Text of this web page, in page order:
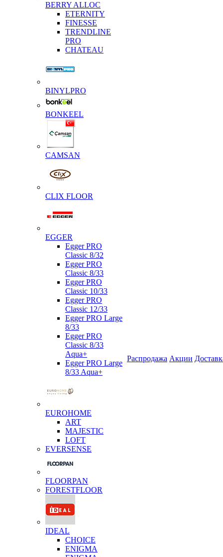
BERRY ALLOC
ETERNITY
FINESSE
TRENDLINE
PRO
CHATEAU
BINYLPRO
BONKEEL
CAMSAN
CLIX FLOOR
EGGER
Egger PRO
Classic 8/32
Egger PRO
Classic 8/33
Egger PRO
Classic 10/33
Egger PRO
Classic 12/33
Egger PRO Large
8/33
Egger PRO
Classic 8/33
Aqua+
Egger PRO Large
8/33 Aqua+
EUROHOME
ART
MAJESTIC
LOFT
EVERSENSE
FLOORPAN
FORESTFLOOR
IDEAL
CHOICE
ENIGMA
Распродажа Акции